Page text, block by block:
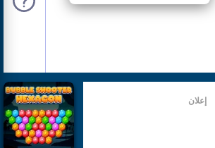
إعلان